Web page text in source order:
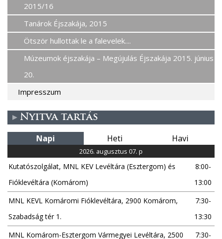
2015/16
Tanárok Éjszakája, 2015
Ötször hullottak le a falevelek....
Múzeumok éjszakája – Megújulás Éjszakája 2015. június
20.
Impresszum
Nyitva tartás
Napi Heti Havi
2026. augusztus 07. p
Kutatószolgálat, MNL KEV Levéltára (Esztergom) és
Fióklevéltára (Komárom)
8:00-
13:00
MNL KEVL Komáromi Fióklevéltára, 2900 Komárom,
Szabadság tér 1.
7:30-
13:30
MNL Komárom-Esztergom Vármegyei Levéltára, 2500
7:30-